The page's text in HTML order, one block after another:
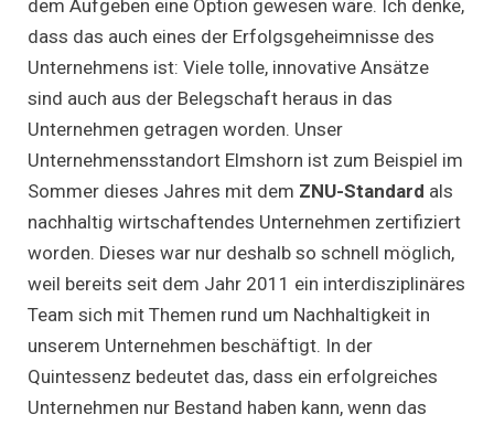
dem Aufgeben eine Option gewesen wäre. Ich denke,
dass das auch eines der Erfolgsgeheimnisse des
Unternehmens ist: Viele tolle, innovative Ansätze
sind auch aus der Belegschaft heraus in das
Unternehmen getragen worden. Unser
Unternehmensstandort Elmshorn ist zum Beispiel im
Sommer dieses Jahres mit dem ZNU-Standard als
nachhaltig wirtschaftendes Unternehmen zertifiziert
worden. Dieses war nur deshalb so schnell möglich,
weil bereits seit dem Jahr 2011 ein interdisziplinäres
Team sich mit Themen rund um Nachhaltigkeit in
unserem Unternehmen beschäftigt. In der
Quintessenz bedeutet das, dass ein erfolgreiches
Unternehmen nur Bestand haben kann, wenn das